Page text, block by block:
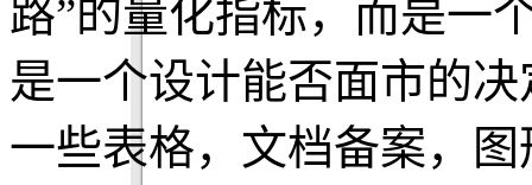
路”的量化指标，而是一
是一个设计能否面市的
一些表格，文档备案，